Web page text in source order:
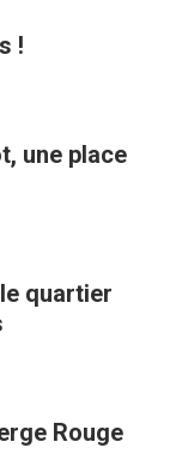
!
une place
quartier
Rouge